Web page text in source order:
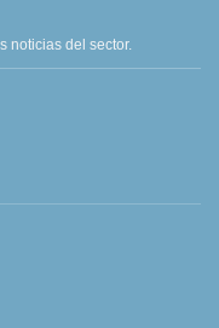
noticias del sector.